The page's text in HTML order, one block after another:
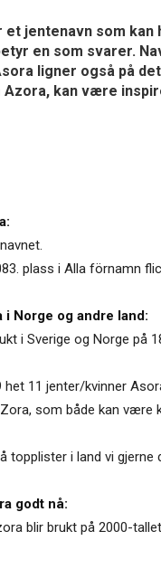
et jentenavn som
en som svarer.
ligner også på
Azora, kan være
plass i Alla förnamn
i Norge og andre land:
i Sverige og Norge på
het 11 jenter/kvinner
som både kan være
topplister i land vi gjerne
godt nå:
blir brukt på 2000-